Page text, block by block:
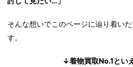
そんな想いでこのページに辿り着い
す。
↓着物買取No.1とい